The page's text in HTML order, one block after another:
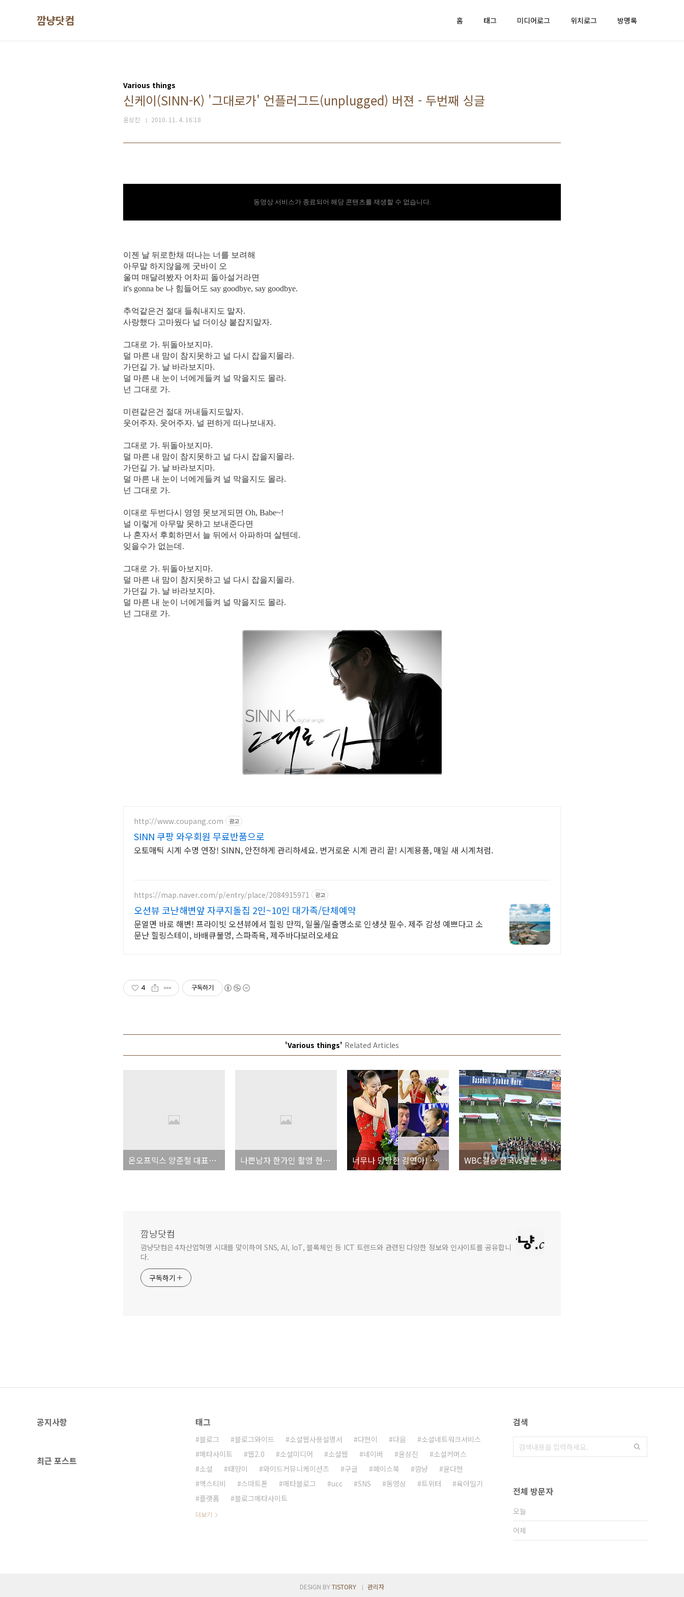
깜냥닷컴 홈 태그 미디어로그 위치로그 방명록
Various things
신케이(SINN-K) '그대로가' 언플러그드(unplugged) 버젼 - 두번째 싱글
윤상진 2010. 11. 4. 16:18
동영상 서비스가 종료되어 해당 콘텐츠를 재생할 수 없습니다.
이젠 날 뒤로한채 떠나는 너를 보려해
아무말 하지않을께 굿바이 오
울며 매달려봤자 어차피 돌아설거라면
it's gonna be 나 힘들어도 say goodbye, say goodbye.
추억같은건 절대 들춰내지도 말자.
사랑했다 고마웠다 널 더이상 붙잡지말자.
그대로 가. 뒤돌아보지마.
덜 마른 내 맘이 참지못하고 널 다시 잡을지몰라.
가던길 가. 날 바라보지마.
덜 마른 내 눈이 너에게들켜 널 막을지도 몰라.
넌 그대로 가.
미련같은건 절대 꺼내들지도말자.
웃어주자. 웃어주자. 널 편하게 떠나보내자.
그대로 가. 뒤돌아보지마.
덜 마른 내 맘이 참지못하고 널 다시 잡을지몰라.
가던길 가. 날 바라보지마.
덜 마른 내 눈이 너에게들켜 널 막을지도 몰라.
넌 그대로 가.
이대로 두번다시 영영 못보게되면 Oh, Babe~!
널 이렇게 아무말 못하고 보내준다면
나 혼자서 후회하면서 늘 뒤에서 아파하며 살텐데.
잊을수가 없는데.
그대로 가. 뒤돌아보지마.
덜 마른 내 맘이 참지못하고 널 다시 잡을지몰라.
가던길 가. 날 바라보지마.
덜 마른 내 눈이 너에게들켜 널 막을지도 몰라.
넌 그대로 가.
http://www.coupang.com 광고
SINN 쿠팡 와우회원 무료반품으로
오토매틱 시계 수명 연장! SINN, 안전하게 관리하세요. 번거로운 시계 관리 끝! 시계용품, 매일 새 시계처럼.
https://map.naver.com/p/entry/place/2084915971 광고
오션뷰 코난해변앞 자쿠지돌집 2인~10인 대가족/단체예약
문열면 바로 해변! 프라이빗 오션뷰에서 힐링 만끽, 일몰/일출명소로 인생샷 필수. 제주 감성 예쁘다고 소
문난 힐링스테이, 바배큐불멍, 스파족욕, 제주바다보러오세요
4 구독하기
'Various things' Related Articles
온오프믹스 양준철 대표에게 듣는 고등학생 창업 스토리 나쁜남자 한가인 촬영 현장 몰카~ ^^ 너무나 당당한 김연아! 그녀의 도전은 진행형입니다! WBC결승 한국vs일본 생중계 인터넷으로 보세요!!!
깜냥닷컴
깜냥닷컴은 4차산업혁명 시대를 맞이하여 SNS, AI, IoT, 블록체인 등 ICT 트렌드와 관련된 다양한 정보와 인사이트를 공유합니
다.
구독하기
공지사항
최근 포스트
태그
블로그 블로그와이드 소셜웹사용설명서 다현이 다음
소셜네트워크서비스
메타사이트
웹2.0 소셜미디어 소셜웹 네이버 윤상진
소셜커머스
소셜
태양이 와이드커뮤니케이션즈 구글 페이스북 깜냥
윤다현
엑스티비
스마트폰 메타블로그 ucc SNS 동영상 트위터
육아일기
플랫폼
블로그메타사이트
더보기
검색
전체 방문자
오늘
어제
DESIGN BYTISTORY 관리자